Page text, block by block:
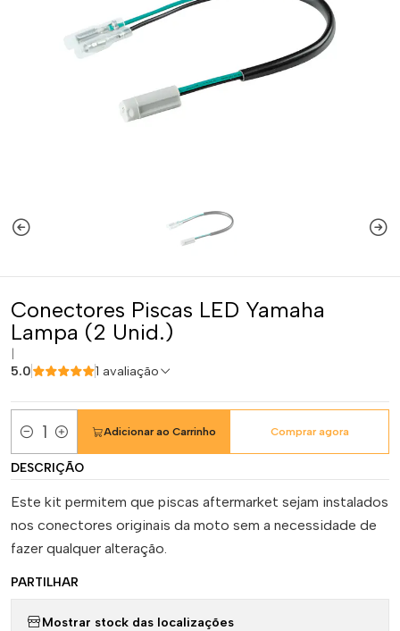
Conectores Piscas LED Yamaha
Lampa (2 Unid.)
5.0 1 avaliação
Quantidade
Adicionar ao Carrinho Comprar agora
DESCRIÇÃO
Este kit permitem que piscas aftermarket sejam instalados
nos conectores originais da moto sem a necessidade de
fazer qualquer alteração.
PARTILHAR
Mostrar stock das localizações